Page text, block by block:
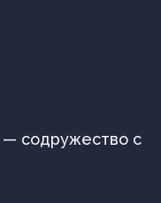
— содружество с